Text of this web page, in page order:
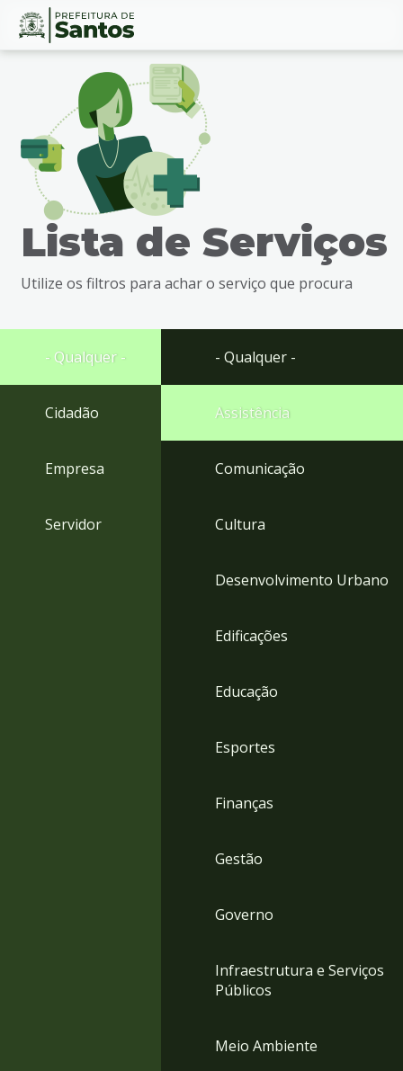
Ir
busca
Ir
rodapé
Conteúdo
Lista de Serviços
Utilize os filtros para achar o serviço que procura
- Qualquer -
Cidadão
Empresa
Servidor
- Qualquer -
Assistência
Comunicação
Cultura
Desenvolvimento Urbano
Edificações
Educação
Esportes
Finanças
Gestão
Governo
Infraestrutura e Serviços
Públicos
Meio Ambiente